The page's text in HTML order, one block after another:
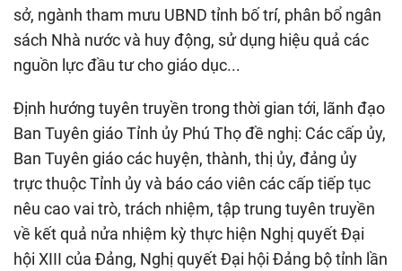
sở, ngành tham mưu UBND tỉnh bố trí, phân bổ ngân
sách Nhà nước và huy động, sử dụng hiệu quả các
nguồn lực đầu tư cho giáo dục...
Định hướng tuyên truyền trong thời gian tới, lãnh đạo
Ban Tuyên giáo Tỉnh ủy Phú Thọ đề nghị: Các cấp ủy,
Ban Tuyên giáo các huyện, thành, thị ủy, đảng ủy
trực thuộc Tỉnh ủy và báo cáo viên các cấp tiếp tục
nêu cao vai trò, trách nhiệm, tập trung tuyên truyền
về kết quả nửa nhiệm kỳ thực hiện Nghị quyết Đại
hội XIII của Đảng, Nghị quyết Đại hội Đảng bộ tỉnh lần